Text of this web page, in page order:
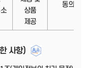
상품
제공
동의
사항)